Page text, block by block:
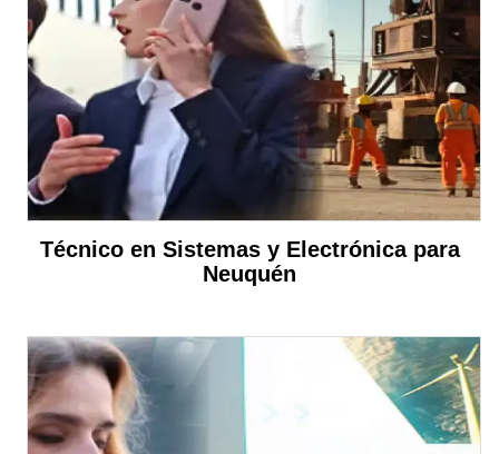
Técnico en Sistemas y Electrónica para
Neuquén